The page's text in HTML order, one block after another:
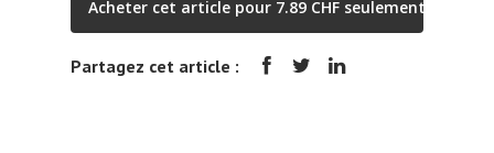
Acheter cet article pour 7.89 CHF seulement
Partagez cet article :